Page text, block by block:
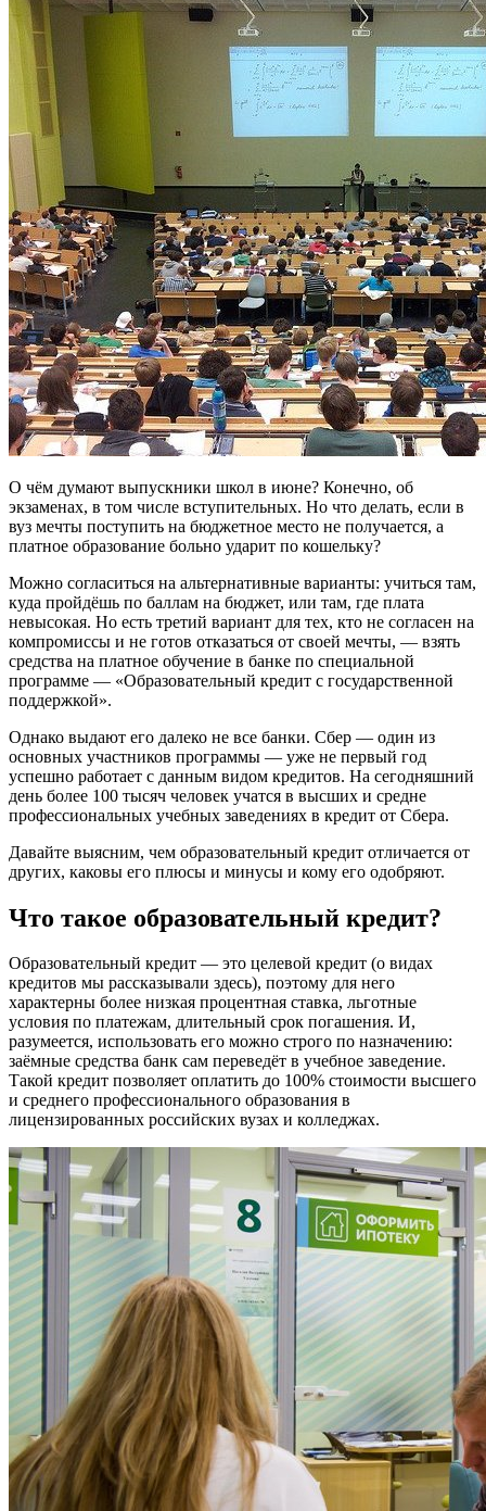
О чём думают выпускники школ в июне? Конечно, об
экзаменах, в том числе вступительных. Но что делать, если в
вуз мечты поступить на бюджетное место не получается, а
платное образование больно ударит по кошельку?
Можно согласиться на альтернативные варианты: учиться там,
куда пройдёшь по баллам на бюджет, или там, где плата
невысокая. Но есть третий вариант для тех, кто не согласен на
компромиссы и не готов отказаться от своей мечты, — взять
средства на платное обучение в банке по специальной
программе — «Образовательный кредит с государственной
поддержкой».
Однако выдают его далеко не все банки. Сбер — один из
основных участников программы — уже не первый год
успешно работает с данным видом кредитов. На сегодняшний
день более 100 тысяч человек учатся в высших и средне
профессиональных учебных заведениях в кредит от Сбера.
Давайте выясним, чем образовательный кредит отличается от
других, каковы его плюсы и минусы и кому его одобряют.
Что такое образовательный кредит?
Образовательный кредит — это целевой кредит (о видах
кредитов мы рассказывали здесь), поэтому для него
характерны более низкая процентная ставка, льготные
условия по платежам, длительный срок погашения. И,
разумеется, использовать его можно строго по назначению:
заёмные средства банк сам переведёт в учебное заведение.
Такой кредит позволяет оплатить до 100% стоимости высшего
и среднего профессионального образования в
лицензированных российских вузах и колледжах.